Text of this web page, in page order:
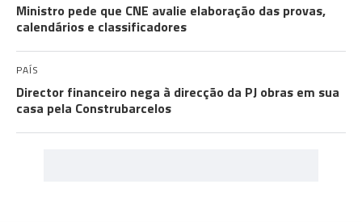
Ministro pede que CNE avalie elaboração das provas,
calendários e classificadores
PAÍS
Director financeiro nega à direcção da PJ obras em sua
casa pela Construbarcelos